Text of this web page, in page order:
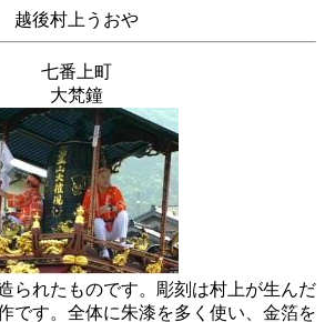
越後村上うおや
七番上町
大梵鐘
られたものです。彫刻は村上が生んだ
です。全体に朱漆を多く使い、金箔を